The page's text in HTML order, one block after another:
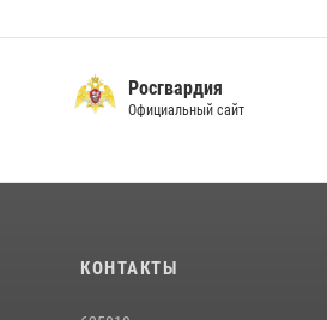
Росгвардия
Официальный сайт
КОНТАКТЫ